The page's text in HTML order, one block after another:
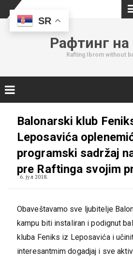
Рафтинг
Rafting Ibrom without
Balonarski klub
Leposavića
programski sadržaj
pre Raftinga svojim
6. јул 2018.
Obaveštavamo sve ljubitelje
kampu biti instaliran i podignut
kluba Feniks iz Leposavića i
interesantmim dogadjaj i sve
SR